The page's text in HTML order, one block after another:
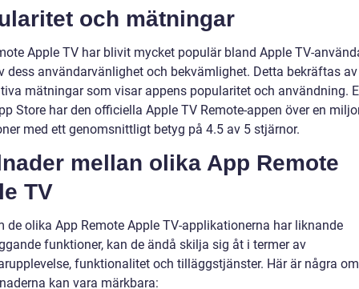
och mätningar
Apple TV har blivit mycket populär bland Apple TV-
dess användarvänlighet och bekvämlighet. Detta bekräftas av
mätningar som visar appens popularitet och användning.
Store har den officiella Apple TV Remote-appen över en
med ett genomsnittligt betyg på 4.5 av 5 stjärnor.
mellan olika App Remote
TV
de olika App Remote Apple TV-applikationerna har liknande
funktioner, kan de ändå skilja sig åt i termer av
funktionalitet och tilläggstjänster. Här är några
kan vara märkbara: